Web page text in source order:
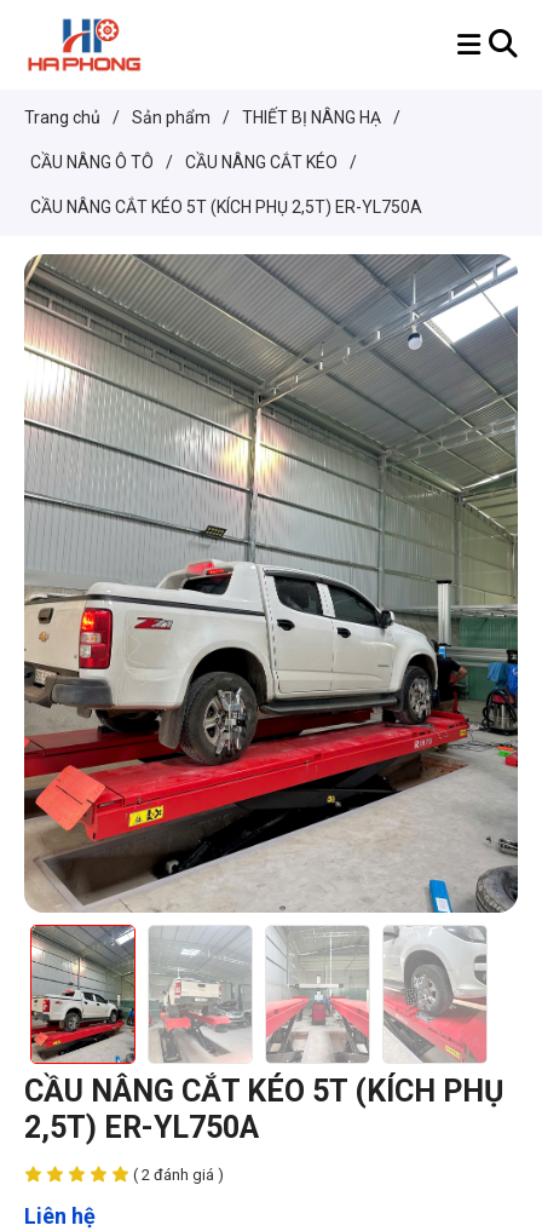
Trang chủ / Sản phẩm / THIẾT BỊ NÂNG HẠ /
CẦU NÂNG Ô TÔ / CẦU NÂNG CẮT KÉO /
CẦU NÂNG CẮT KÉO 5T (KÍCH PHỤ 2,5T) ER-YL750A
CẦU NÂNG CẮT KÉO 5T (KÍCH PHỤ
2,5T) ER-YL750A
( 2 đánh giá )
Liên hệ